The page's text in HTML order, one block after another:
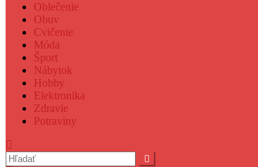
Oblečenie
Obuv
Cvičenie
Móda
Šport
Nábytok
Hobby
Elektronika
Zdravie
Potraviny